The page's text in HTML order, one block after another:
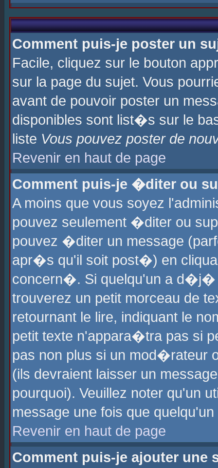
Comment puis-je poster un
Facile, cliquez sur le bouton
sur la page du sujet. Vous
avant de pouvoir poster un
disponibles sont list�s sur le
liste Vous pouvez poster de
Revenir en haut de page
Comment puis-je �diter ou
A moins que vous soyez
pouvez seulement �diter ou
pouvez �diter un message
apr�s qu'il soit post�) en
concern�. Si quelqu'un a
trouverez un petit morceau de
retournant le lire, indiquant le
petit texte n'appara�tra pas si
pas non plus si un mod�rateur
(ils devraient laisser un
pourquoi). Veuillez noter qu'un
message une fois que
Revenir en haut de page
Comment puis-je ajouter une